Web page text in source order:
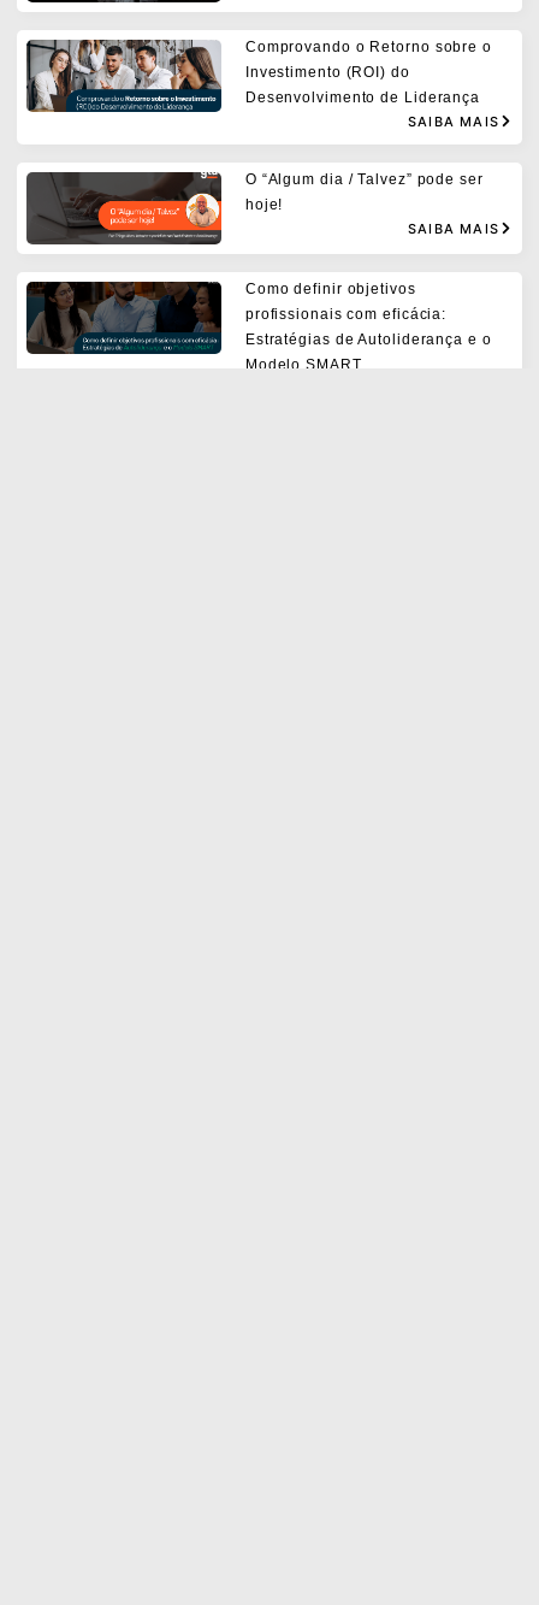
Comprovando o Retorno sobre o
Investimento (ROI) do
Desenvolvimento de Liderança
SAIBA MAIS
O “Algum dia / Talvez” pode ser
hoje!
SAIBA MAIS
Como definir objetivos
profissionais com eficácia:
Estratégias de Autoliderança e o
Modelo SMART